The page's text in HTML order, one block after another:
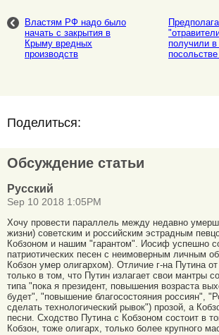
Властям РФ надо было
начать с закрытия в
Крыму вредных
производств
получили в
Поделиться:
Обсуждение статьи
Русский
Sep 10 2018 1:05PM
Хочу провести параллель между недавно
жизни) советским и российским эстрадным
Кобзоном и нашим "гарантом". Иосиф успешно
патриотических песен с неимоверным личным
Кобзон умер олигархом). Отличие г-на Путина
только в том, что Путин излагает свои мантры
типа "пока я президент, повышения возраста
будет", "повышение благосостояния россиян",
сделать технологический рывок") прозой, а
песни. Сходство Путина с Кобзоном состоит в
Кобзон, тоже олигарх, только более крупного